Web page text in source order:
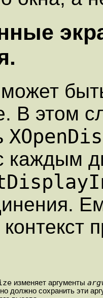
В этом
каждым
изменяет аргументы
должно сохранить эти